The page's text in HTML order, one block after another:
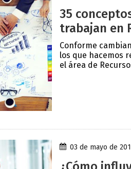
35
trabajan en
Conforme
los que hacemos
el área de
03 de mayo de